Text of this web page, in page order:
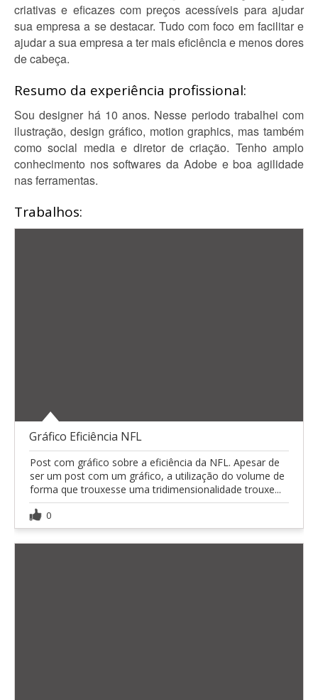
criativas e eficazes com preços acessíveis para ajudar
sua empresa a se destacar. Tudo com foco em facilitar e
ajudar a sua empresa a ter mais eficiência e menos dores
de cabeça.
Resumo da experiência profissional:
Sou designer há 10 anos. Nesse periodo trabalhei com
ilustração, design gráfico, motion graphics, mas também
como social media e diretor de criação. Tenho amplo
conhecimento nos softwares da Adobe e boa agilidade
nas ferramentas.
Trabalhos:
Gráfico Eficiência NFL
Post com gráfico sobre a eficiência da NFL. Apesar de
ser um post com um gráfico, a utilização do volume de
forma que trouxesse uma tridimensionalidade trouxe...
0